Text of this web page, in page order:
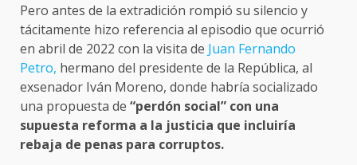
Pero antes de la extradición rompió su silencio y
tácitamente hizo referencia al episodio que ocurrió
en abril de 2022 con la visita de Juan Fernando
Petro, hermano del presidente de la República, al
exsenador Iván Moreno, donde habría socializado
una propuesta de “perdón social” con una
supuesta reforma a la justicia que incluiría
rebaja de penas para corruptos.